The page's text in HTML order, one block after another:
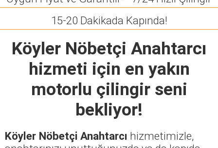
15-20 Dakikada Kapında!
Köyler Nöbetçi Anahtarcı
hizmeti için en yakın
motorlu çilingir seni
bekliyor!
Köyler Nöbetçi Anahtarcı hizmetimizle,